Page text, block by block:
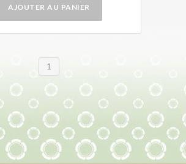
AJOUTER AU PANIER
1